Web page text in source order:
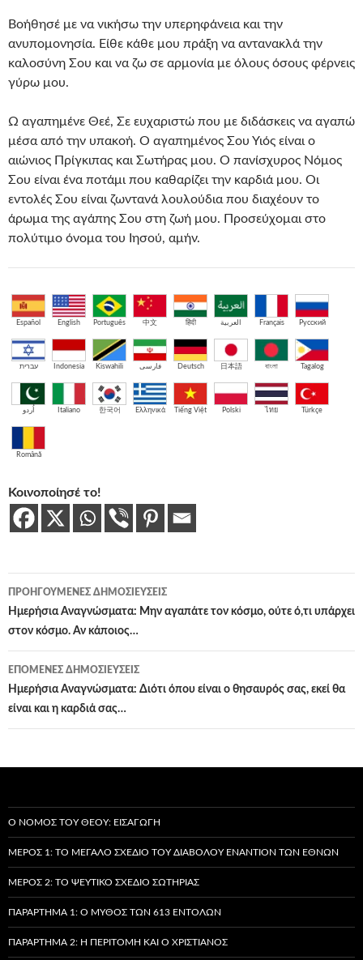
Βοήθησέ με να νικήσω την υπερηφάνεια και την
ανυπομονησία. Είθε κάθε μου πράξη να αντανακλά την
καλοσύνη Σου και να ζω σε αρμονία με όλους όσους φέρνεις
γύρω μου.
Ω αγαπημένε Θεέ, Σε ευχαριστώ που με διδάσκεις να αγαπώ
μέσα από την υπακοή. Ο αγαπημένος Σου Υιός είναι ο
αιώνιος Πρίγκιπας και Σωτήρας μου. Ο πανίσχυρος Νόμος
Σου είναι ένα ποτάμι που καθαρίζει την καρδιά μου. Οι
εντολές Σου είναι ζωντανά λουλούδια που διαχέουν το
άρωμα της αγάπης Σου στη ζωή μου. Προσεύχομαι στο
πολύτιμο όνομα του Ιησού, αμήν.
Español English Português 中文 हिंदी العربية Français Русский
עברית Indonesia Kiswahili فارسی Deutsch 日本語 বাংলা Tagalog
اُردو Italiano 한국어 Ελληνικά Tiếng Việt Polski ไทย Türkçe
Română
Κοινοποίησέ το!
Πλοήγηση
άρθρων
ΠΡΟΗΓΟΎΜΕΝΕΣ ΔΗΜΟΣΙΕΎΣΕΙΣ
Ημερήσια Αναγνώσματα: Μην αγαπάτε τον κόσμο, ούτε ό,τι υπάρχει
στον κόσμο. Αν κάποιος…
ΕΠΌΜΕΝΕΣ ΔΗΜΟΣΙΕΎΣΕΙΣ
Ημερήσια Αναγνώσματα: Διότι όπου είναι ο θησαυρός σας, εκεί θα
είναι και η καρδιά σας…
Ο ΝΌΜΟΣ ΤΟΥ ΘΕΟΎ: ΕΙΣΑΓΩΓΉ
ΜΈΡΟΣ 1: ΤΟ ΜΕΓΆΛΟ ΣΧΈΔΙΟ ΤΟΥ ΔΙΑΒΌΛΟΥ ΕΝΑΝΤΊΟΝ ΤΩΝ ΕΘΝΏΝ
ΜΈΡΟΣ 2: ΤΟ ΨΕΎΤΙΚΟ ΣΧΈΔΙΟ ΣΩΤΗΡΊΑΣ
ΠΑΡΆΡΤΗΜΑ 1: Ο ΜΎΘΟΣ ΤΩΝ 613 ΕΝΤΟΛΏΝ
ΠΑΡΆΡΤΗΜΑ 2: Η ΠΕΡΙΤΟΜΉ ΚΑΙ Ο ΧΡΙΣΤΙΑΝΌΣ